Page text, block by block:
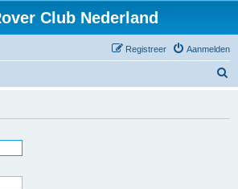
Club Nederland
Aanmelden
Registreer